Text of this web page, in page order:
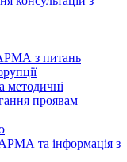
з питань
методичні
проявам
та інформація з